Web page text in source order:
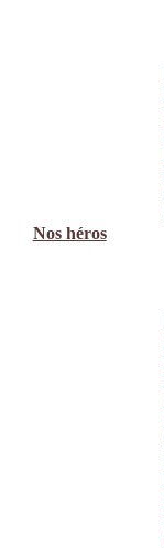
Nos héros